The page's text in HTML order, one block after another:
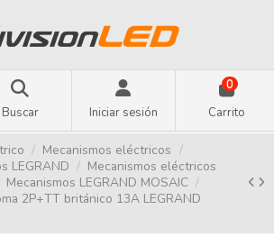
Buscar Iniciar sesión
0
Carrito
Mecanismos eléctricos
LEGRAND
Mecanismos eléctricos
Mecanismos LEGRAND MOSAIC
2P+TT británico 13A LEGRAND